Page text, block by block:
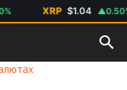
XRP $1.04 ▲0.50%